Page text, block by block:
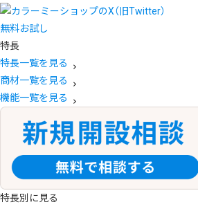
無料お試し
特長
特長一覧を見る
商材一覧を見る
機能一覧を見る
特長別に見る